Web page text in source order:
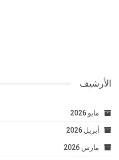
الأرشيف
مايو 2026
أبريل 2026
مارس 2026